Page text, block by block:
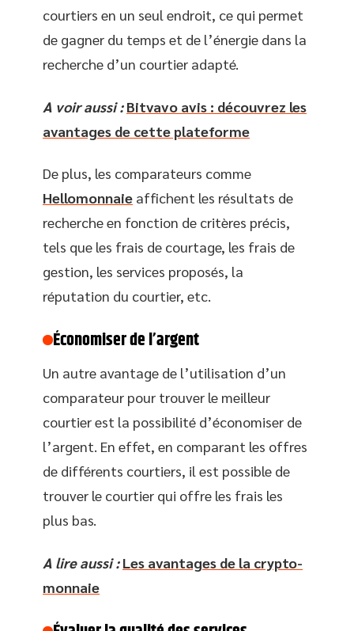
courtiers en un seul endroit, ce qui permet
de gagner du temps et de l’énergie dans la
recherche d’un courtier adapté.
A voir aussi : Bitvavo avis : découvrez les
avantages de cette plateforme
De plus, les comparateurs comme
Hellomonnaie affichent les résultats de
recherche en fonction de critères précis,
tels que les frais de courtage, les frais de
gestion, les services proposés, la
réputation du courtier, etc.
Économiser de l’argent
Un autre avantage de l’utilisation d’un
comparateur pour trouver le meilleur
courtier est la possibilité d’économiser de
l’argent. En effet, en comparant les offres
de différents courtiers, il est possible de
trouver le courtier qui offre les frais les
plus bas.
A lire aussi : Les avantages de la crypto-
monnaie